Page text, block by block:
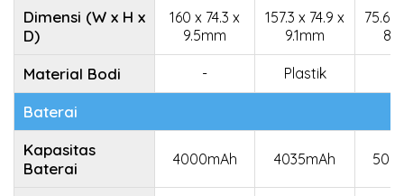
Dimensi (W x H x
D)
160 x 74.3 x
9.5mm
157.3 x 74.9 x
9.1mm
75.6 x
Material Bodi - Plastik
Baterai
Kapasitas
Baterai
4000mAh 4035mAh